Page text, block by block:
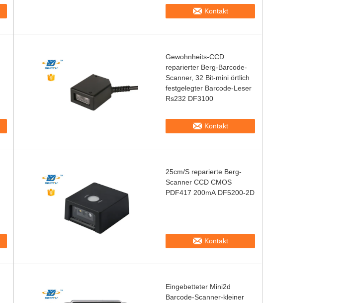
Kontakt
Gewohnheits-CCD
reparierter Berg-Barcode-
Scanner, 32 Bit-mini örtlich
festgelegter Barcode-Leser
Rs232 DF3100
Kontakt
25cm/S reparierte Berg-
Scanner CCD CMOS
PDF417 200mA DF5200-2D
Kontakt
Eingebetteter Mini2d
Barcode-Scanner-kleiner